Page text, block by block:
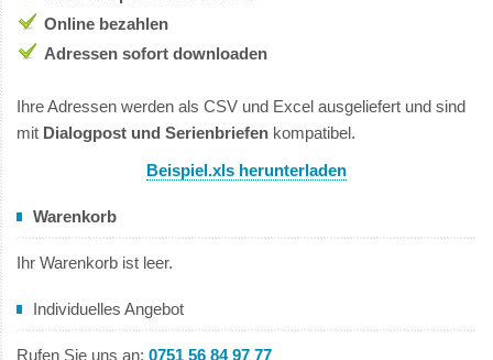
Online bezahlen
Adressen sofort downloaden
Ihre Adressen werden als CSV und Excel ausgeliefert und sind
mit Dialogpost und Serienbriefen kompatibel.
Beispiel.xls herunterladen
Warenkorb
Ihr Warenkorb ist leer.
Individuelles Angebot
Rufen Sie uns an: 0751 56 84 97 77